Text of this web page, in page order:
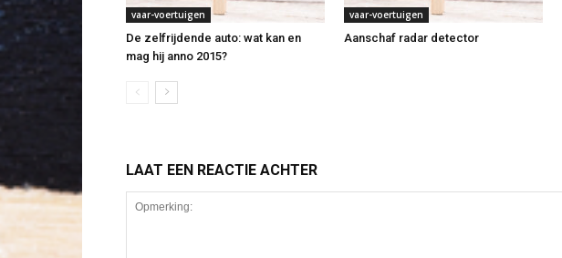
vaar-voertuigen
De zelfrijdende auto: wat kan en
mag hij anno 2015?
vaar-voertuigen
Aanschaf radar detector
LAAT EEN REACTIE ACHTER